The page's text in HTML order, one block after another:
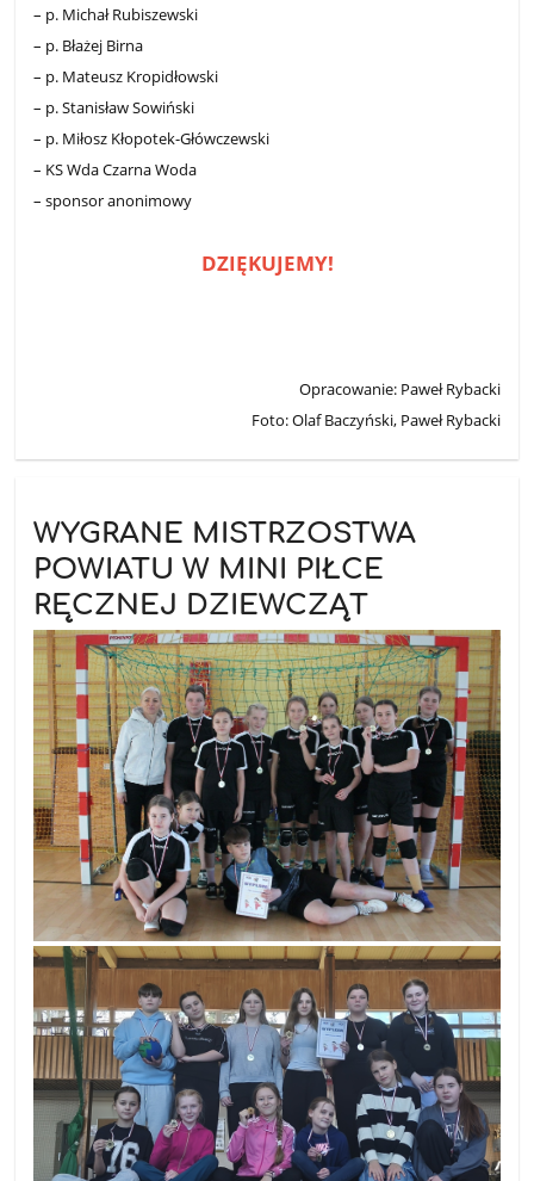
– p. Michał Rubiszewski
– p. Błażej Birna
– p. Mateusz Kropidłowski
– p. Stanisław Sowiński
– p. Miłosz Kłopotek-Główczewski
– KS Wda Czarna Woda
– sponsor anonimowy
DZIĘKUJEMY!
Opracowanie: Paweł Rybacki
Foto: Olaf Baczyński, Paweł Rybacki
WYGRANE MISTRZOSTWA
POWIATU W MINI PIŁCE
RĘCZNEJ DZIEWCZĄT